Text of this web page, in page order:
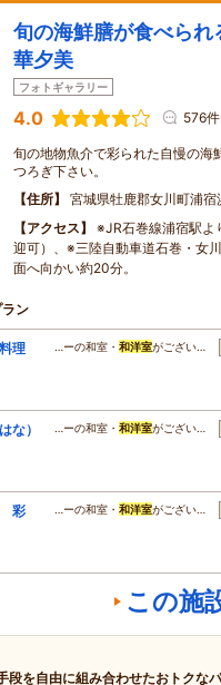
旬の海鮮膳が食べら
華夕美
フォトギャラリー
4.0 576件
旬の地物魚介で彩られた自慢の海
つろぎ下さい。
住所
宮城県牡鹿郡女川町浦
アクセス
※JR石巻線浦宿駅よ
迎可）、※三陸自動車道石巻・女
面へ向かい約20分。
ラン
理
…ーの和室・ 和洋室がござい…
な）
…ーの和室・ 和洋室がござい…
彩
…ーの和室・ 和洋室がござい…
この施
段を自由に組み合わせたおトクな